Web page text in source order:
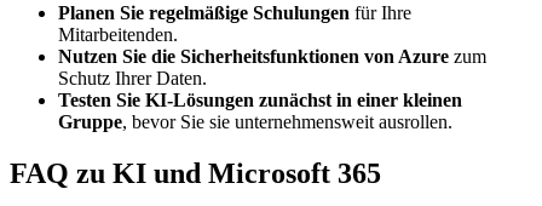
Planen Sie regelmäßige Schulungen für Ihre
Mitarbeitenden.
Nutzen Sie die Sicherheitsfunktionen von Azure zum
Schutz Ihrer Daten.
Testen Sie KI-Lösungen zunächst in einer kleinen
Gruppe, bevor Sie sie unternehmensweit ausrollen.
FAQ zu KI und Microsoft 365